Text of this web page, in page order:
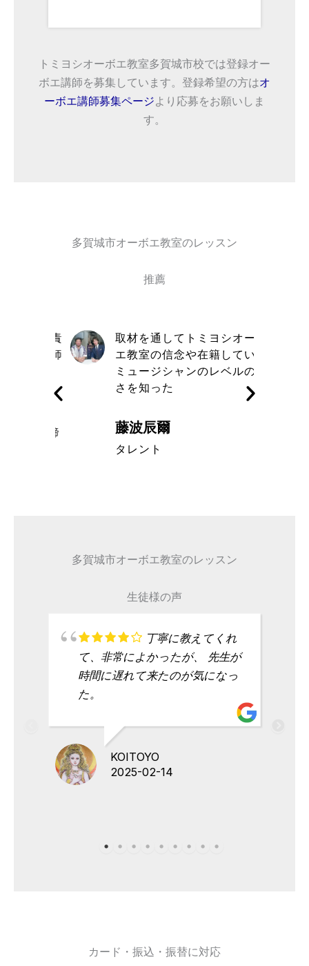
トミヨシオーボエ教室多賀城市校では登録オー
ボエ講師を募集しています。登録希望の方はオ
ーボエ講師募集ページより応募をお願いしま
す。
多賀城市オーボエ教室のレッスン
推薦
取材を通してトミヨシオーボ
エ教室の信念や在籍している
ミュージシャンのレベルの高
さを知った
藤波辰爾
タレント
多賀城市オーボエ教室のレッスン
生徒様の声
丁寧に教えてくれ
て、非常によかったが、 先生が
時間に遅れて来たのが気になっ
た。
KOITOYO
2025-02-14
カード・振込・振替に対応